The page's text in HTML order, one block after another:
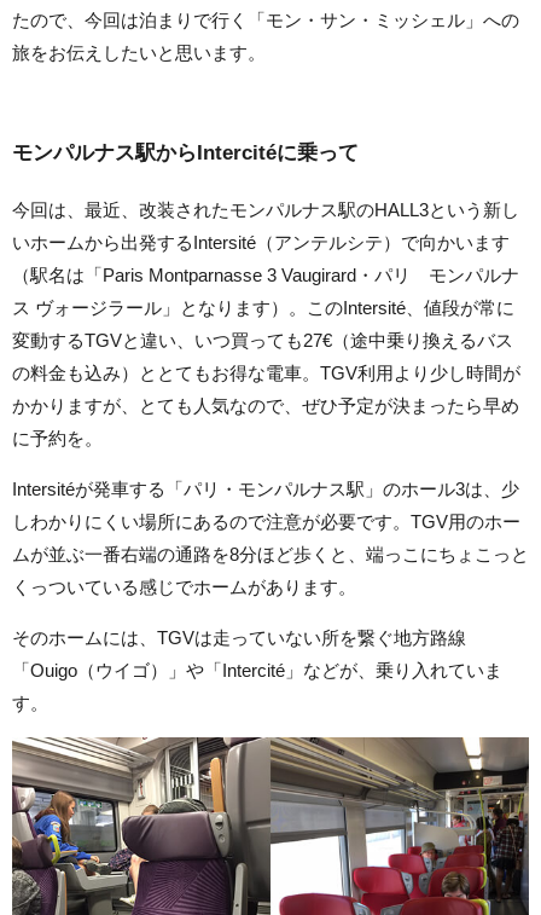
たので、今回は泊まりで行く「モン・サン・ミッシェル」への
旅をお伝えしたいと思います。
モンパルナス駅からIntercitéに乗って
今回は、最近、改装されたモンパルナス駅のHALL3という新し
いホームから出発するIntersité（アンテルシテ）で向かいます
（駅名は「Paris Montparnasse 3 Vaugirard・パリ モンパルナ
ス ヴォージラール」となります）。このIntersité、値段が常に
変動するTGVと違い、いつ買っても27€（途中乗り換えるバス
の料金も込み）ととてもお得な電車。TGV利用より少し時間が
かかりますが、とても人気なので、ぜひ予定が決まったら早め
に予約を。
Intersitéが発車する「パリ・モンパルナス駅」のホール3は、少
しわかりにくい場所にあるので注意が必要です。TGV用のホー
ムが並ぶ一番右端の通路を8分ほど歩くと、端っこにちょこっと
くっついている感じでホームがあります。
そのホームには、TGVは走っていない所を繋ぐ地方路線
「Ouigo（ウイゴ）」や「Intercité」などが、乗り入れていま
す。